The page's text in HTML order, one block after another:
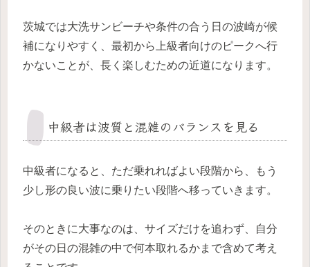
茨城では大洗サンビーチや条件の合う日の波崎が候
補になりやすく、最初から上級者向けのピークへ行
かないことが、長く楽しむための近道になります。
中級者は波質と混雑のバランスを見る
中級者になると、ただ乗れればよい段階から、もう
少し形の良い波に乗りたい段階へ移っていきます。
そのときに大事なのは、サイズだけを追わず、自分
がその日の混雑の中で何本取れるかまで含めて考え